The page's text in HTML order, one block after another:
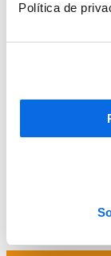
Política de